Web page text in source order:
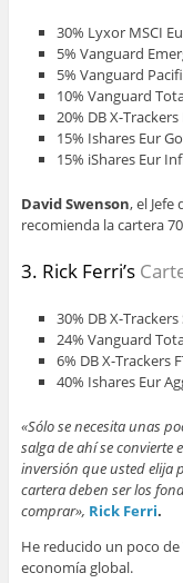
30% Lyxor MSCI
5% Vanguard
5% Vanguard
10% Vanguard
20% DB X-Trackers
15% Ishares Eur
15% iShares Eur
David Swenson, el
recomienda la cartera
3. Rick Ferri’s
30% DB X-Trackers
24% Vanguard
6% DB X-Trackers
40% Ishares Eur
«Sólo se necesita unas
salga de ahí se convierte
inversión que usted elija
cartera deben ser los
comprar», Rick Ferri.
He reducido un poco
economía global.